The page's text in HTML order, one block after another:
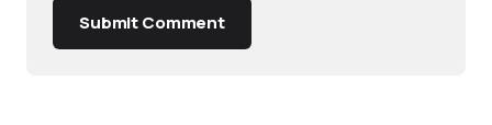
Submit Comment